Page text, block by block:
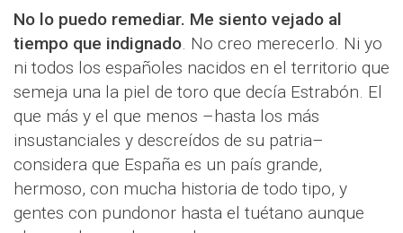
No lo puedo remediar. Me siento vejado al
tiempo que indignado. No creo merecerlo. Ni yo
ni todos los españoles nacidos en el territorio que
semeja una la piel de toro que decía Estrabón. El
que más y el que menos –hasta los más
insustanciales y descreídos de su patria–
considera que España es un país grande,
hermoso, con mucha historia de todo tipo, y
gentes con pundonor hasta el tuétano aunque